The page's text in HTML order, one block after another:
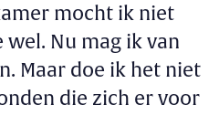
mocht ik niet
wel. Nu mag ik van
Maar doe ik het niet
die zich er voor